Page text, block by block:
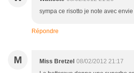
sympa ce risotto je note avec envie
Répondre
M Miss Bretzel 08/02/2012 21:17